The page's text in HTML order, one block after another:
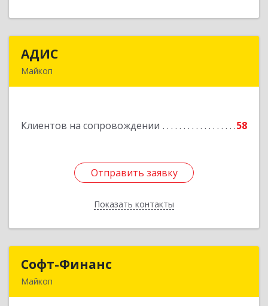
АДИС
Майкоп
Клиентов на сопровождении 58
Отправить заявку
Показать контакты
Подробнее
Отправить заявку
Назад
Софт-Финанс
Майкоп